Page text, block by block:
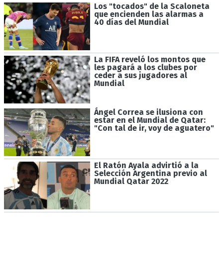
Los "tocados" de la Scaloneta
que encienden las alarmas a
40 días del Mundial
La FIFA reveló los montos que
les pagará a los clubes por
ceder a sus jugadores al
Mundial
Ángel Correa se ilusiona con
estar en el Mundial de Qatar:
"Con tal de ir, voy de aguatero"
El Ratón Ayala advirtió a la
Selección Argentina previo al
Mundial Qatar 2022